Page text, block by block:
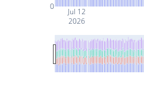
Jul 12
2026
0